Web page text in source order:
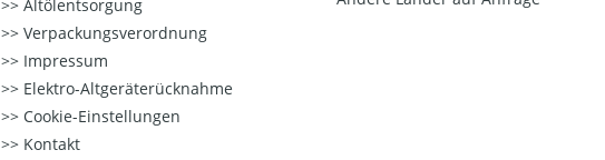
Altölentsorgung
Verpackungsverordnung
Impressum
Elektro-Altgeräterücknahme
Cookie-Einstellungen
Kontakt